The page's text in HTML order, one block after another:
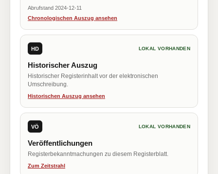
Abrufstand 2024-12-11
Chronologischen Auszug ansehen
HD LOKAL VORHANDEN
Historischer Auszug
Historischer Registerinhalt vor der elektronischen
Umschreibung.
Historischen Auszug ansehen
VÖ LOKAL VORHANDEN
Veröffentlichungen
Registerbekanntmachungen zu diesem Registerblatt.
Zum Zeitstrahl